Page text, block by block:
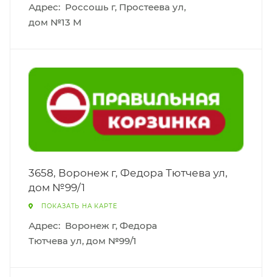
Адрес: Россошь г, Простеева ул,
дом №13 М
3658, Воронеж г, Федора Тютчева ул,
дом №99/1
ПОКАЗАТЬ НА КАРТЕ
Адрес: Воронеж г, Федора
Тютчева ул, дом №99/1